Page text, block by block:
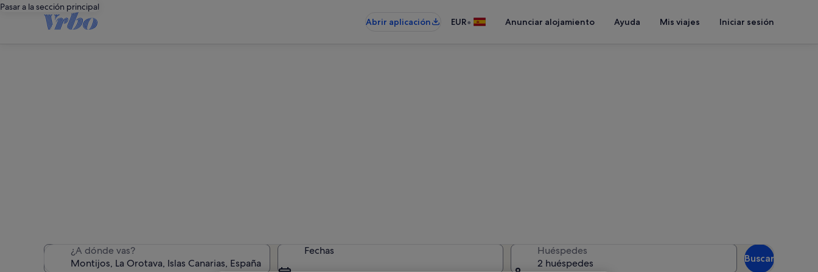
Pasar a la sección principal
Abrir aplicación
EUR• Anunciar alojamiento Ayuda Mis viajes Iniciar sesión
¿A dónde vas? Fechas
Huéspedes
2 huéspedes
Buscar